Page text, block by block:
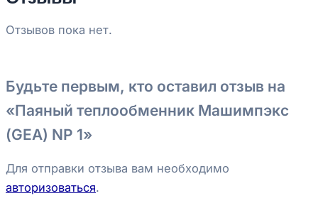
Отзывов пока нет.
Будьте первым, кто оставил отзыв на
«Паяный теплообменник Машимпэкс
(GEA) NP 1»
Для отправки отзыва вам необходимо
авторизоваться.